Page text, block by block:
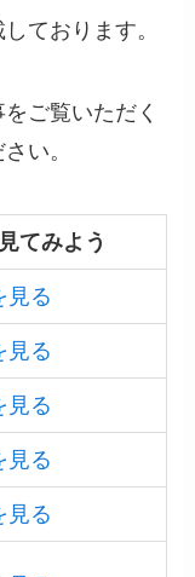
ております。
ご覧いただく
い。
てみよう
見る
見る
見る
見る
見る